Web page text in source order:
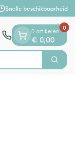
Snelle beschikbaarheid
Zoek
0 artikelen
€ 0,00
0